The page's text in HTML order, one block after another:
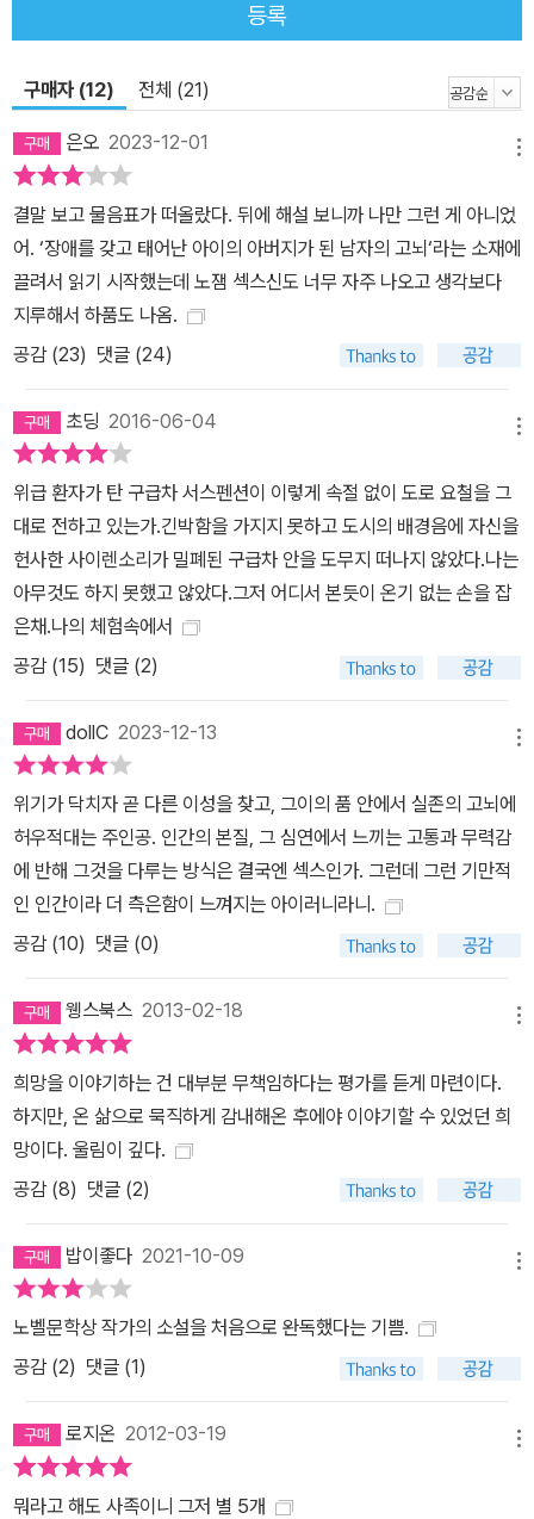
등록
구매자 (12) 전체 (21)
은오 2023-12-01
결말 보고 물음표가 떠올랐다. 뒤에 해설 보니까 나만 그런 게 아니었
어. ‘장애를 갖고 태어난 아이의 아버지가 된 남자의 고뇌‘라는 소재에
끌려서 읽기 시작했는데 노잼 섹스신도 너무 자주 나오고 생각보다
지루해서 하품도 나옴.
공감 (23) 댓글 (24)
초딩 2016-06-04
위급 환자가 탄 구급차 서스펜션이 이렇게 속절 없이 도로 요철을 그
대로 전하고 있는가.긴박함을 가지지 못하고 도시의 배경음에 자신을
헌사한 사이렌소리가 밀폐된 구급차 안을 도무지 떠나지 않았다.나는
아무것도 하지 못했고 않았다.그저 어디서 본듯이 온기 없는 손을 잡
은채.나의 체험속에서
공감 (15) 댓글 (2)
dollC 2023-12-13
위기가 닥치자 곧 다른 이성을 찾고, 그이의 품 안에서 실존의 고뇌에
허우적대는 주인공. 인간의 본질, 그 심연에서 느끼는 고통과 무력감
에 반해 그것을 다루는 방식은 결국엔 섹스인가. 그런데 그런 기만적
인 인간이라 더 측은함이 느껴지는 아이러니라니.
공감 (10) 댓글 (0)
웽스북스 2013-02-18
희망을 이야기하는 건 대부분 무책임하다는 평가를 듣게 마련이다.
하지만, 온 삶으로 묵직하게 감내해온 후에야 이야기할 수 있었던 희
망이다. 울림이 깊다.
공감 (8) 댓글 (2)
밥이좋다 2021-10-09
노벨문학상 작가의 소설을 처음으로 완독했다는 기쁨.
공감 (2) 댓글 (1)
로지온 2012-03-19
뭐라고 해도 사족이니 그저 별 5개